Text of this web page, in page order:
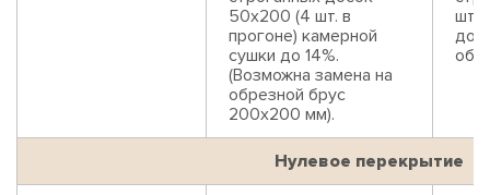
50х200 (4 шт. в
прогоне) камерной
сушки до 14%.
(Возможна замена на
обрезной брус
200х200 мм).
шт.
до
Нулевое перекрытие